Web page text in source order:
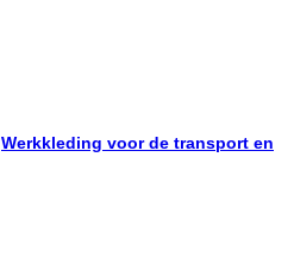
Werkkleding voor de transport en